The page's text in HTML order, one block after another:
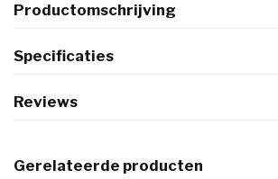
Productomschrijving
Specificaties
Reviews
Gerelateerde producten